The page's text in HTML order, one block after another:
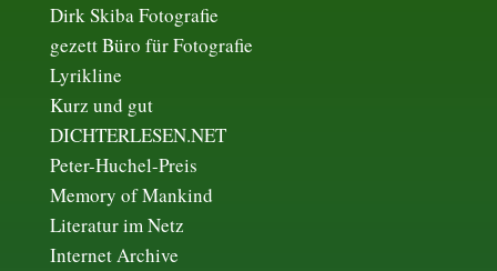
Dirk Skiba Fotografie
gezett Büro für Fotografie
Lyrikline
Kurz und gut
DICHTERLESEN.NET
Peter-Huchel-Preis
Memory of Mankind
Literatur im Netz
Internet Archive